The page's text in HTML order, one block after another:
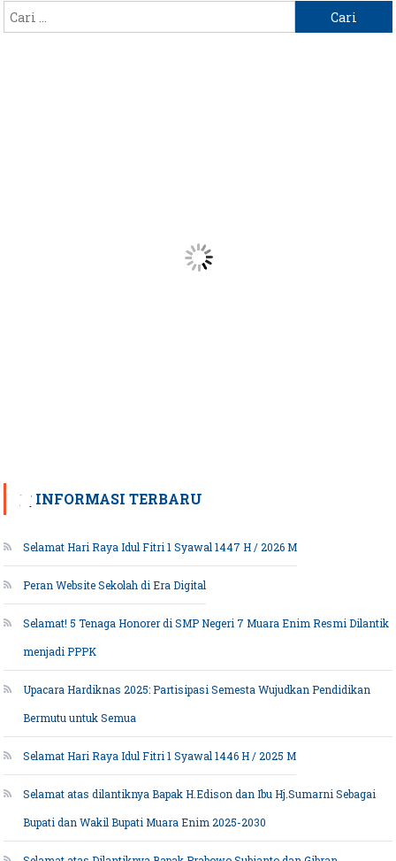
untuk:
INFORMASI TERBARU
Selamat Hari Raya Idul Fitri 1 Syawal 1447 H / 2026 M
Peran Website Sekolah di Era Digital
Selamat! 5 Tenaga Honorer di SMP Negeri 7 Muara Enim Resmi Dilantik
menjadi PPPK
Upacara Hardiknas 2025: Partisipasi Semesta Wujudkan Pendidikan
Bermutu untuk Semua
Selamat Hari Raya Idul Fitri 1 Syawal 1446 H / 2025 M
Selamat atas dilantiknya Bapak H.Edison dan Ibu Hj.Sumarni Sebagai
Bupati dan Wakil Bupati Muara Enim 2025-2030